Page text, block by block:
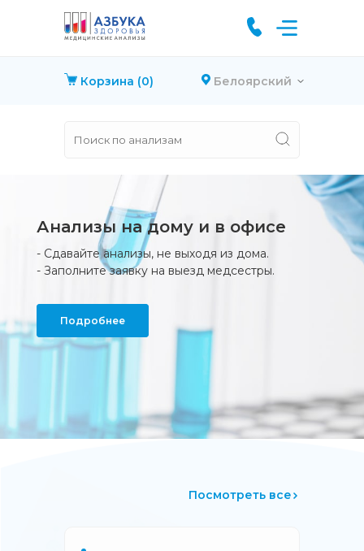
Корзина (0) Белоярский
Анализы на дому и в офисе
Сдавайте анализы, не выходя из дома.
Заполните заявку на выезд медсестры.
Подробнее
Определение антител IgG, IgM
Быстро, комфортно и качественно
Подробнее
Пепсиноген I
Пепсиноген II
Гастрин
Антитела к хеликобактеру (Helicobacter pylori),
IgG
Посмотреть все